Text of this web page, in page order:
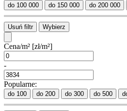
do 100 000 do 150 000 do 200 000
Usuń filtr Wybierz
Cena/m² [zł/m²]
-
Popularne:
do 100 do 200 do 300 do 500